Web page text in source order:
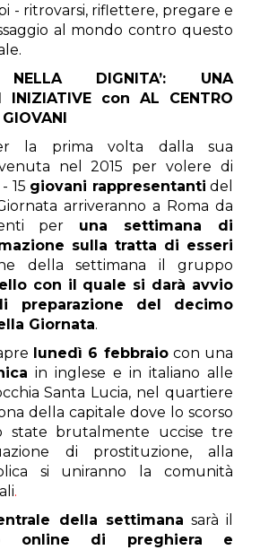
- ritrovarsi, riflettere, pregare e
al mondo contro questo
NELLA DIGNITA’: UNA
INIZIATIVE con AL CENTRO
GIOVANI
la prima volta dalla sua
nel 2015 per volere di
15 giovani rappresentanti del
arriveranno a Roma da
per una settimana di
sulla tratta di esseri
della settimana il gruppo
con il quale si darà avvio
preparazione del decimo
Giornata.
lunedì 6 febbraiocon una
in inglese e in italiano alle
Santa Lucia, nel quartiere
della capitale dove lo scorso
state brutalmente uccise tre
di prostituzione, alla
si uniranno la comunità
.
della settimana sarà il
online di preghiera e